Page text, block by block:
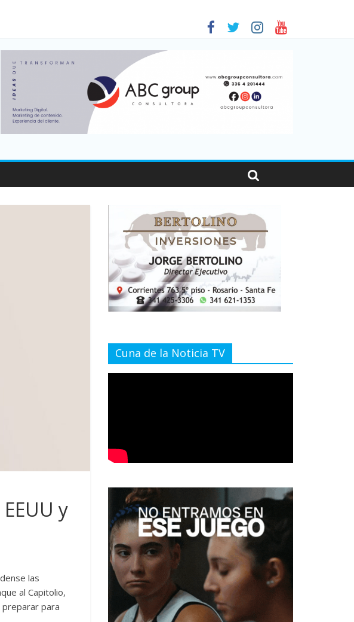
crisis como en 2001
millones de personas viajaron por el país, un 5,9% más que en 2025
y
las
al Capitolio,
para
Cuna de la Noticia TV